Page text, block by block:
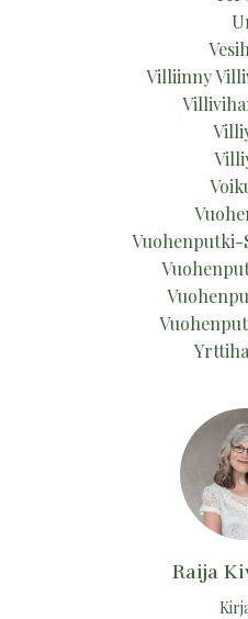
Villiinny
Vuohenputki-
Raija